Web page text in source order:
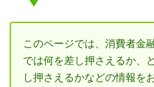
このページでは、消費者金
では何を差し押さえるか、
し押さえるかなどの情報を